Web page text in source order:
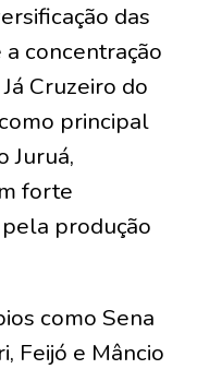
das
concentração
Cruzeiro do
principal
Juruá,
forte
produção
como Sena
Feijó e Mâncio